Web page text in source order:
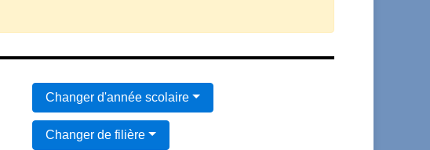
Changer d'année scolaire
Changer de filière